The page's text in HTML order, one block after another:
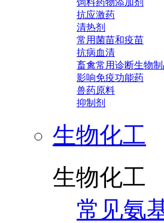
饲料药物添加剂
抗应激药
清热剂
常用菌苗和疫苗
抗病血清
畜禽常用诊断生物制
影响免疫功能药
兽药原料
抑制剂
生物化工
生物化工
常见氨